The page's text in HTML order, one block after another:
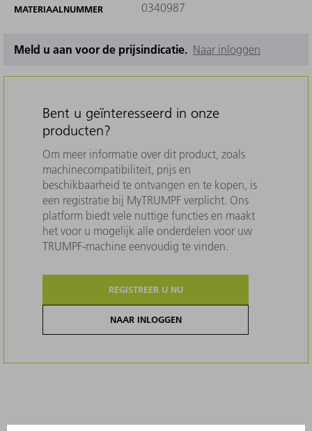
MATERIAALNUMMER 0340987
Meld u aan voor de prijsindicatie. Naar inloggen
Bent u geïnteresseerd in onze
producten?
Om meer informatie over dit product, zoals
machinecompatibiliteit, prijs en
beschikbaarheid te ontvangen en te kopen, is
een registratie bij MyTRUMPF verplicht. Ons
platform biedt vele nuttige functies en maakt
het voor u mogelijk alle onderdelen voor uw
TRUMPF-machine eenvoudig te vinden.
REGISTREER U NU
NAAR INLOGGEN